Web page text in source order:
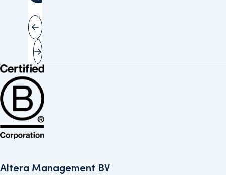
Vorige slide
Volgende slide
Bekijk de B Corp-certificering van Altera (opent in nieuw venster)
Altera Management BV